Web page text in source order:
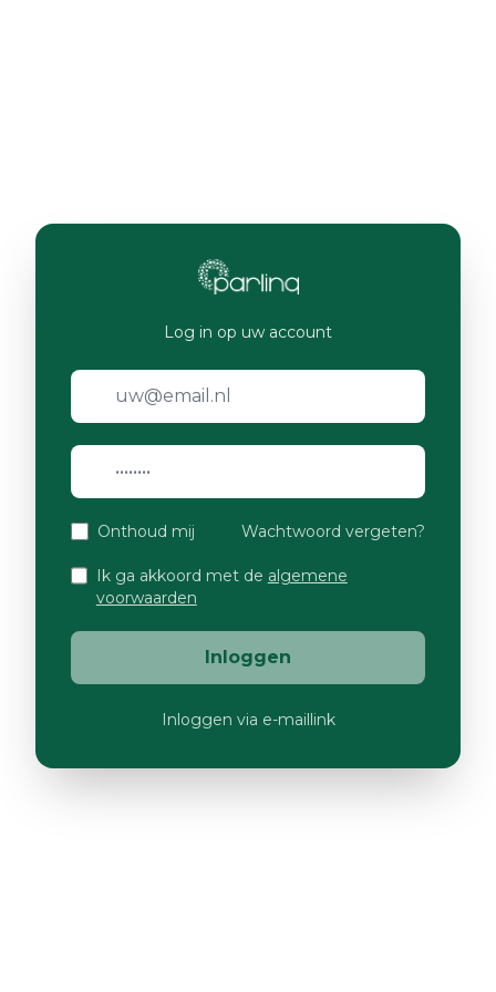
Log in op uw account
Onthoud mij Wachtwoord vergeten?
Ik ga akkoord met de algemene
voorwaarden
Inloggen
Inloggen via e-maillink